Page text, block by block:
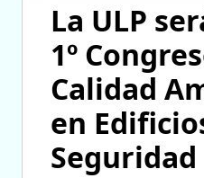
La ULP
1º
Calidad
en
Seguridad